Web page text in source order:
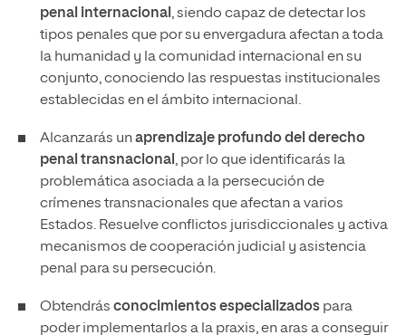
penal internacional , siendo capaz de detectar los
tipos penales que por su envergadura afectan a toda
la humanidad y la comunidad internacional en su
conjunto, conociendo las respuestas institucionales
establecidas en el ámbito internacional.
Alcanzarás unaprendizaje profundo del derecho
penal transnacional , por lo que identificarás la
problemática asociada a la persecución de
crímenes transnacionales que afectan a varios
Estados. Resuelve conflictos jurisdiccionales y activa
mecanismos de cooperación judicial y asistencia
penal para su persecución.
Obtendrás conocimientos especializados para
poder implementarlos a la praxis, en aras a conseguir